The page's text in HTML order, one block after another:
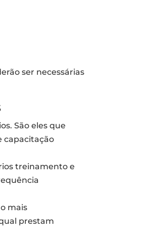
ser necessárias
São eles que
capacitação
treinamento e
mais
prestam